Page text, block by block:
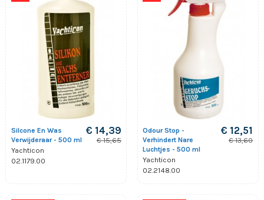
Silcone En Was
Verwijderaar - 500 ml
Yachticon
02.1179.00
€ 14,39
€ 15,65
Odour Stop -
Verhindert Nare
Luchtjes - 500 ml
Yachticon
02.2148.00
€ 12,51
€ 13,60